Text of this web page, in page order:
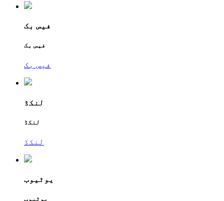
فیس بک
فیس بک
فیس بک
لنکڈ
لنکڈ
لنکڈ
یوٹیوب
یوٹیوب